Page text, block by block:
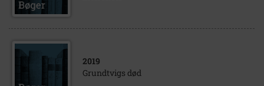
2019
Grundtvigs død